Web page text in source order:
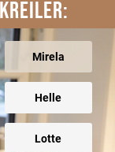
Mirela
Helle
Lotte